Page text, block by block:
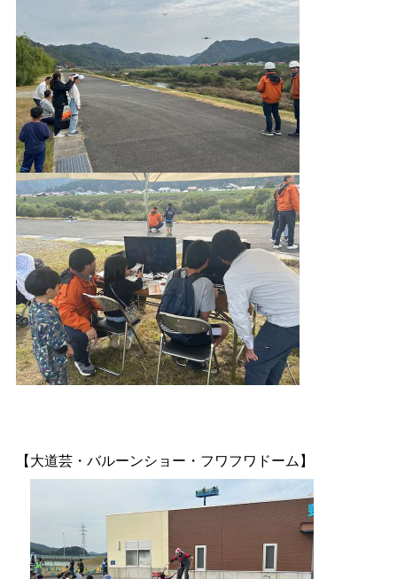
【大道芸・バルーンショー・フワフワドーム】